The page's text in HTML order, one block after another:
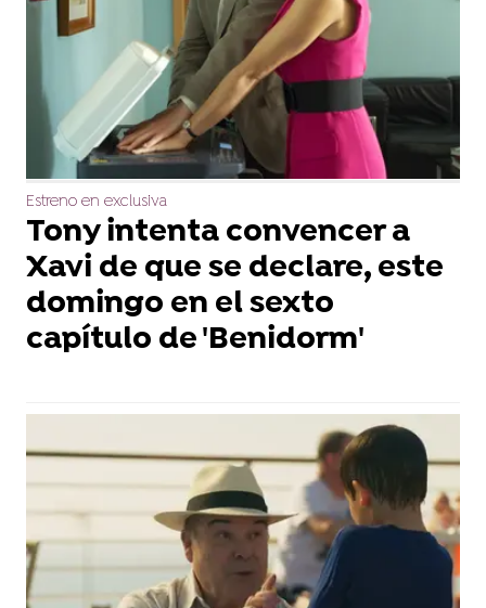
Estreno en exclusiva
Tony intenta convencer a
Xavi de que se declare, este
domingo en el sexto
capítulo de 'Benidorm'